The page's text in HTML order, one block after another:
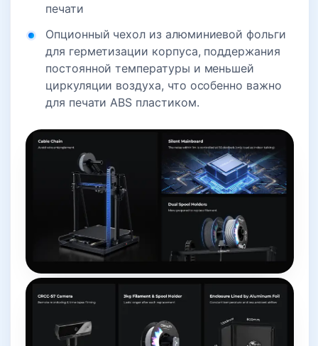
печати
Опционный чехол из алюминиевой фольги
для герметизации корпуса, поддержания
постоянной температуры и меньшей
циркуляции воздуха, что особенно важно
для печати ABS пластиком.